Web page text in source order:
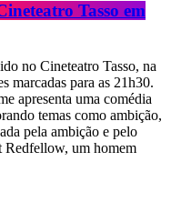
Tasso em
no Cineteatro Tasso, na
marcadas para as 21h30.
apresenta uma comédia
temas como ambição,
pela ambição e pelo
Redfellow, um homem